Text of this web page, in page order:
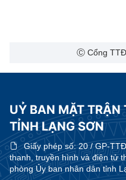
Ⓒ Cổng
UỶ BAN MẶT TRẬN
TỈNH LẠNG SƠN
Giấy phép số:20 / GP-
thanh, truyền hình và điện tử
phòng Ủy ban nhân dân tỉnh